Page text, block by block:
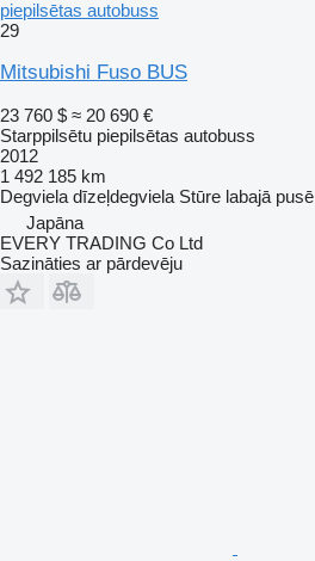
piepilsētas autobuss
29
Mitsubishi Fuso BUS
23 760 $ ≈ 20 690 €
Starppilsētu piepilsētas autobuss
2012
1 492 185 km
Degviela dīzeļdegviela Stūre labajā pusē
Japāna
EVERY TRADING Co Ltd
Sazināties ar pārdevēju